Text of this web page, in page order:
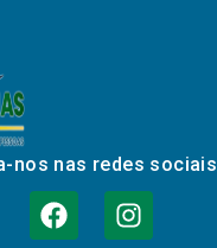
nos nas redes sociais